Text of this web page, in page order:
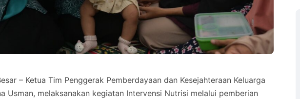
– Ketua Tim Penggerak Pemberdayaan dan Kesejahteraan Keluarga
Usman, melaksanakan kegiatan Intervensi Nutrisi melalui pemberian